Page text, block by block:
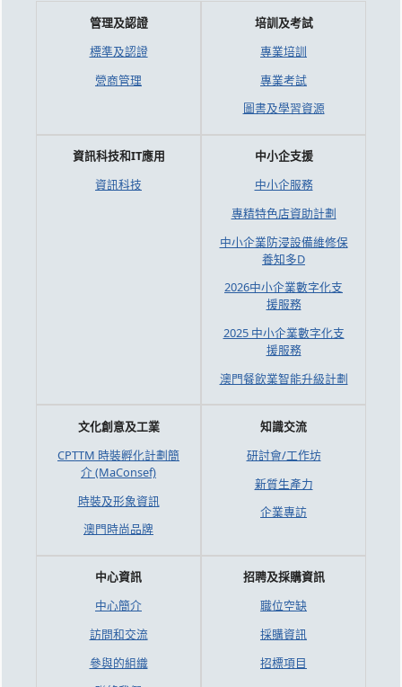
管理及認證
標準及認證
營商管理
培訓及考試
專業培訓
專業考試
圖書及學習資源
資訊科技和IT應用
資訊科技
中小企支援
中小企服務
專精特色店資助計劃
中小企業防浸設備維修保
養知多D
2026中小企業數字化支
援服務
2025 中小企業數字化支
援服務
澳門餐飲業智能升級計劃
文化創意及工業
CPTTM 時裝孵化計劃簡
介 (MaConsef)
時裝及形象資訊
澳門時尚品牌
知識交流
研討會/工作坊
新質生產力
企業專訪
中心資訊
中心簡介
訪問和交流
參與的組織
招聘及採購資訊
職位空缺
採購資訊
招標項目